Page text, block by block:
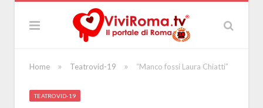
Home » Teatrovid-19 » “Manco fossi Laura Chiatti”
TEATROVID-19